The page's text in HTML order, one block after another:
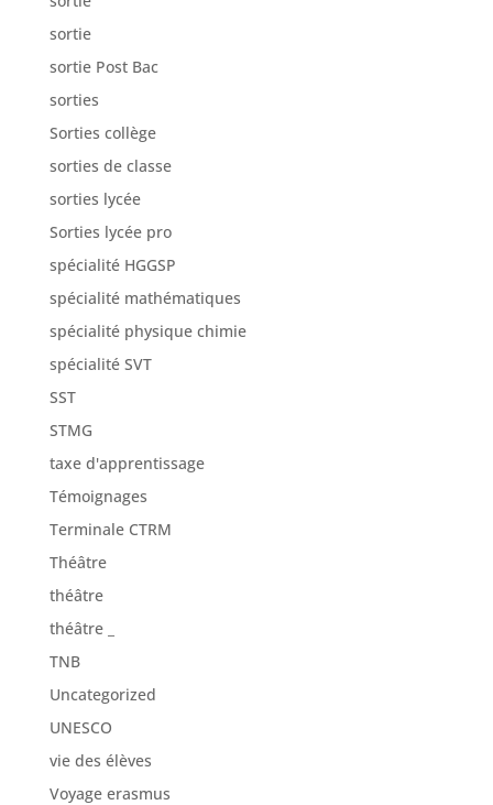
sortie
sortie Post Bac
sorties
Sorties collège
sorties de classe
sorties lycée
Sorties lycée pro
spécialité HGGSP
spécialité mathématiques
spécialité physique chimie
spécialité SVT
SST
STMG
taxe d'apprentissage
Témoignages
Terminale CTRM
Théâtre
théâtre
théâtre _
TNB
Uncategorized
UNESCO
vie des élèves
Voyage erasmus